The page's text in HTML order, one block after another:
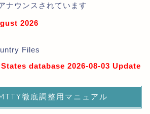
ナウンスされています
2026
Files
database 2026-08-03 Update
徹底調整用マニュアル